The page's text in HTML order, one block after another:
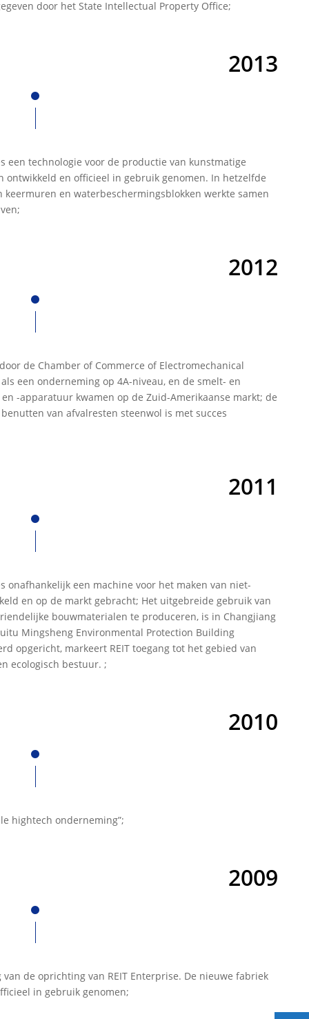
door het State Intellectual Property Office;
2013
een technologie voor de productie van kunstmatige
ontwikkeld en officieel in gebruik genomen. In hetzelfde
keermuren en waterbeschermingsblokken werkte samen
2012
de Chamber of Commerce of Electromechanical
een onderneming op 4A-niveau, en de smelt- en
-apparatuur kwamen op de Zuid-Amerikaanse markt; de
van afvalresten steenwol is met succes
2011
onafhankelijk een machine voor het maken van niet-
en op de markt gebracht; Het uitgebreide gebruik van
bouwmaterialen te produceren, is in Changjiang
Mingsheng Environmental Protection Building
opgericht, markeert REIT toegang tot het gebied van
ecologisch bestuur. ;
2010
hightech onderneming”;
2009
de oprichting van REIT Enterprise. De nieuwe fabriek
in gebruik genomen;